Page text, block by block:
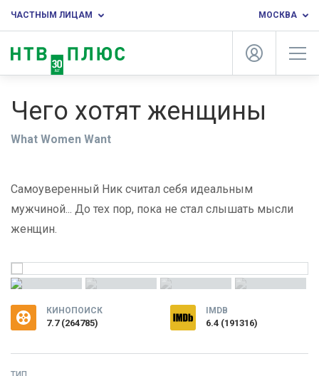
ЧАСТНЫМ ЛИЦАМ МОСКВА
Чего хотят женщины
What Women Want
Самоуверенный Ник считал себя идеальным
мужчиной... До тех пор, пока не стал слышать мысли
женщин.
КИНОПОИСК
7.7(264785)
IMDB
6.4 (191316)